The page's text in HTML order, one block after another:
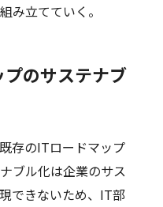
み立てていく。
のサステナブ
存のITロードマップ
ブル化は企業のサス
できないため、IT部